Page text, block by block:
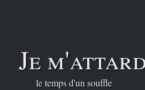
Je
le temps d'un souffle